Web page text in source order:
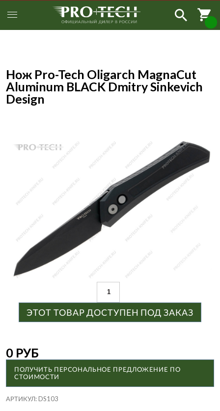
Нож Pro-Tech Oligarch MagnaCut
Aluminum BLACK Dmitry Sinkevich
Design
ЭТОТ ТОВАР ДОСТУПЕН ПОД ЗАКАЗ
0 РУБ
ПОЛУЧИТЬ ПЕРСОНАЛЬНОЕ ПРЕДЛОЖЕНИЕ ПО
СТОИМОСТИ
АРТИКУЛ:DS103